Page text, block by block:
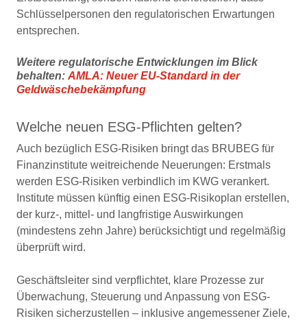
Schlüsselpersonen den regulatorischen Erwartungen
entsprechen.
Weitere regulatorische Entwicklungen im Blick
behalten: AMLA: Neuer EU-Standard in der
Geldwäschebekämpfung
Welche neuen ESG-Pflichten gelten?
Auch bezüglich ESG-Risiken bringt das BRUBEG für
Finanzinstitute weitreichende Neuerungen: Erstmals
werden ESG-Risiken verbindlich im KWG verankert.
Institute müssen künftig einen ESG-Risikoplan erstellen,
der kurz-, mittel- und langfristige Auswirkungen
(mindestens zehn Jahre) berücksichtigt und regelmäßig
überprüft wird.
Geschäftsleiter sind verpflichtet, klare Prozesse zur
Überwachung, Steuerung und Anpassung von ESG-
Risiken sicherzustellen – inklusive angemessener Ziele,